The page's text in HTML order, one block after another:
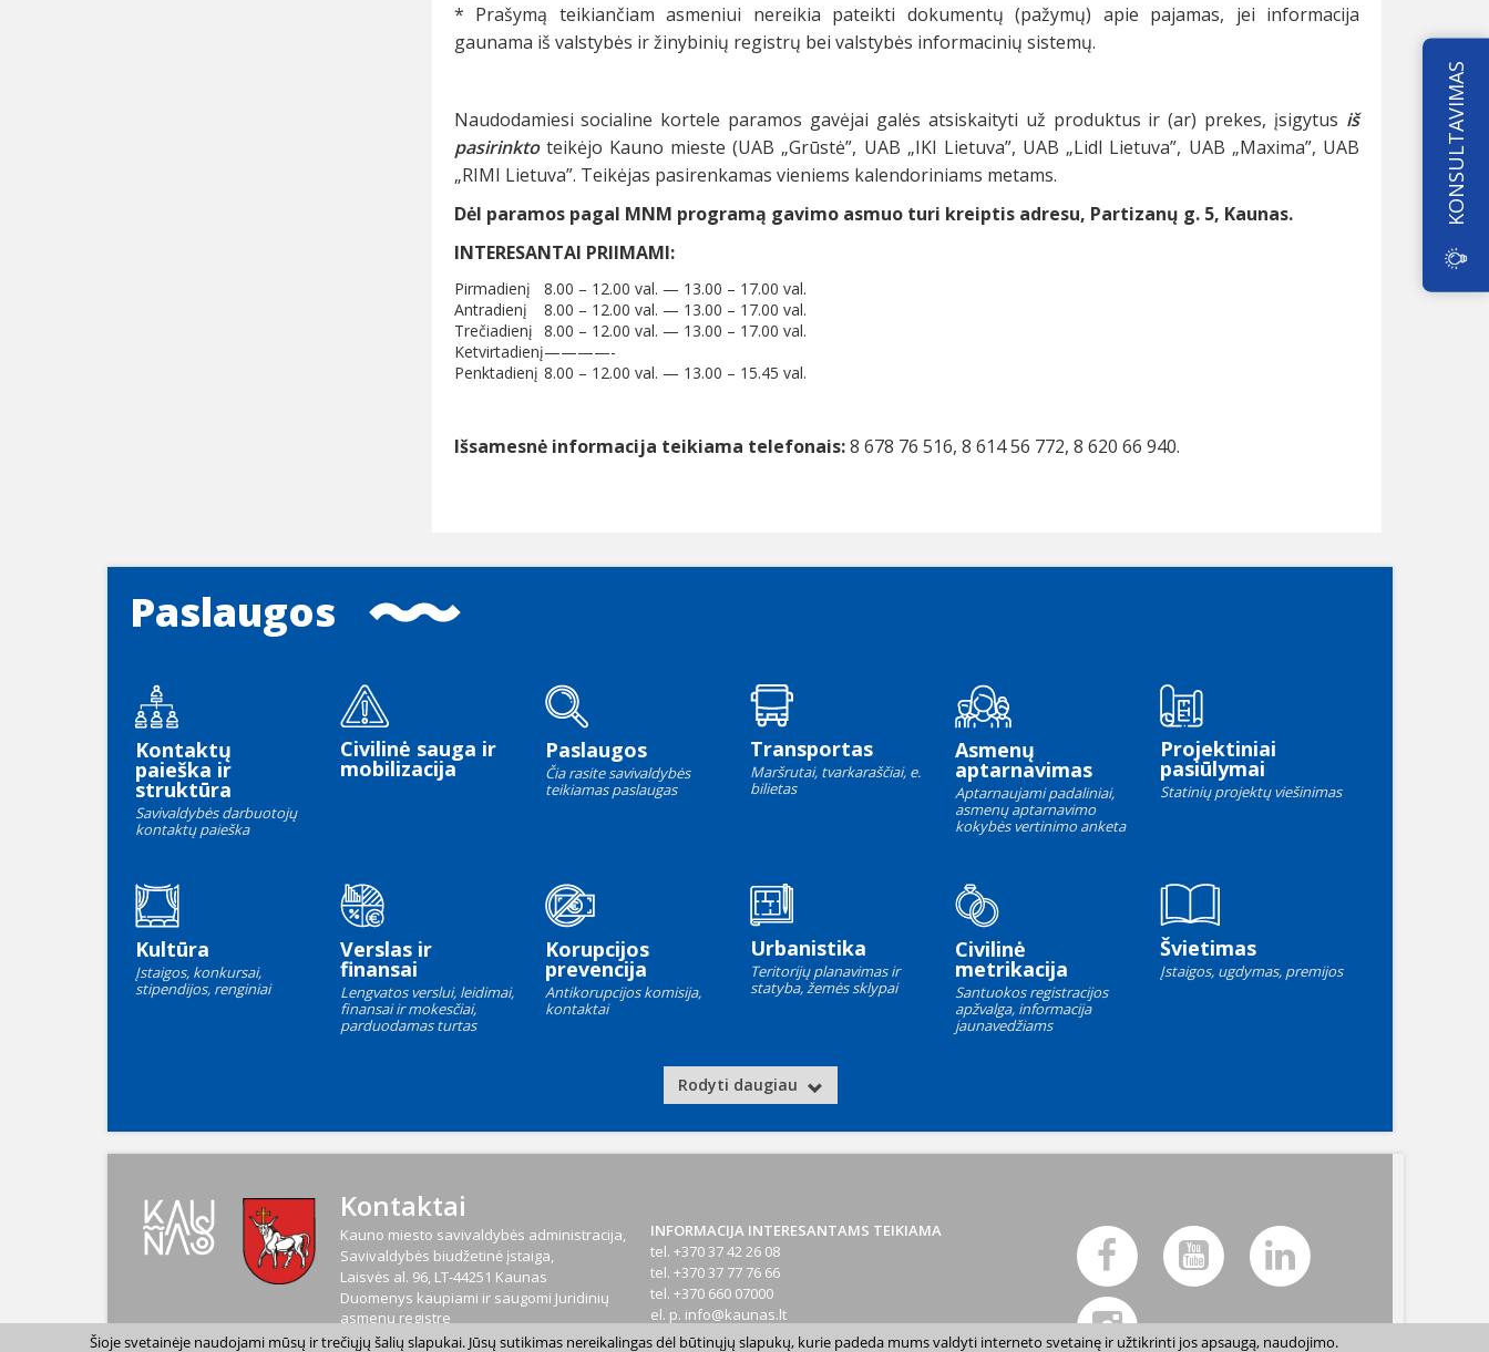
* Prašymą teikiančiam asmeniui nereikia pateikti dokumentų (pažymų) apie pajamas, jei informacija
gaunama iš valstybės ir žinybinių registrų bei valstybės informacinių sistemų.
Naudodamiesi socialine kortele paramos gavėjai galės atsiskaityti už produktus ir (ar) prekes, įsigytus iš
pasirinktoteikėjo Kauno mieste (UAB „Grūstė”, UAB „IKI Lietuva”, UAB „Lidl Lietuva”, UAB „Maxima”, UAB
„RIMI Lietuva”. Teikėjas pasirenkamas vieniems kalendoriniams metams.
Dėl paramos pagal MNM programą gavimo asmuo turi kreiptis adresu, Partizanų g. 5, Kaunas.
INTERESANTAI PRIIMAMI:
Pirmadienį
8.00 – 12.00 val. — 13.00 – 17.00 val.
Antradienį
8.00 – 12.00 val. — 13.00 – 17.00 val.
Trečiadienį 8.00 – 12.00 val. — 13.00 – 17.00 val.
Ketvirtadienį————-
Penktadienį 8.00 – 12.00 val. — 13.00 – 15.45 val.
Išsamesnė informacija teikiama telefonais:8 678 76 516, 8 614 56 772, 8 620 66 940.
Paslaugos
Kontaktų
paieška ir
struktūra
Savivaldybės darbuotojų
kontaktų paieška
Civilinė sauga ir
mobilizacija
Paslaugos
Čia rasite savivaldybės
teikiamas paslaugas
Transportas
Maršrutai, tvarkaraščiai, e.
bilietas
Asmenų
aptarnavimas
Aptarnaujami padaliniai,
asmenų aptarnavimo
kokybės vertinimo anketa
Projektiniai
pasiūlymai
Statinių projektų viešinimas
Kultūra
Įstaigos, konkursai,
stipendijos, renginiai
Verslas ir
finansai
Lengvatos verslui, leidimai,
finansai ir mokesčiai,
parduodamas turtas
Korupcijos
prevencija
Antikorupcijos komisija,
kontaktai
Urbanistika
Teritorijų planavimas ir
statyba, žemės sklypai
Civilinė
metrikacija
Santuokos registracijos
apžvalga, informacija
jaunavedžiams
Švietimas
Įstaigos, ugdymas, premijos
Rodyti daugiau
Kontaktai
Kauno miesto savivaldybės administracija,
Savivaldybės biudžetinė įstaiga,
Laisvės al. 96, LT-44251 Kaunas
Duomenys kaupiami ir saugomi Juridinių
asmenų registre
Kodas188764867
INFORMACIJA INTERESANTAMS TEIKIAMA
tel. +370 37 42 26 08
tel. +370 37 77 76 66
tel. +370 660 07000
el. p. info@kaunas.lt
Šioje svetainėje naudojami mūsų ir trečiųjų šalių slapukai. Jūsų sutikimas nereikalingas dėl būtinųjų slapukų, kurie padeda mums valdyti interneto svetainę ir užtikrinti jos apsaugą, naudojimo.
KONSULTAVIMAS